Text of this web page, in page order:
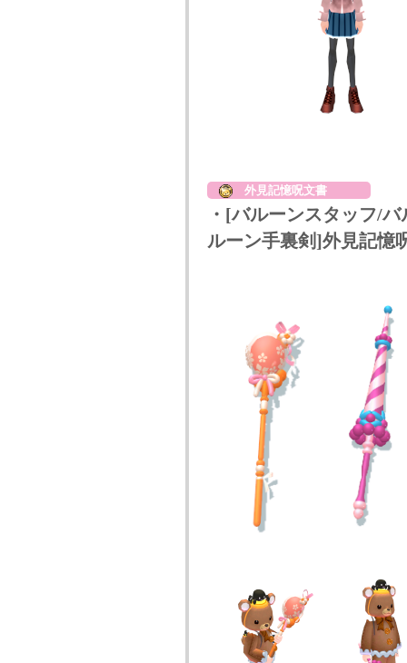
外見記憶呪文書
・[バルーンスタッフ/
ルーン手裏剣]外見記憶